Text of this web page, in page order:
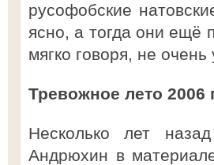
русофобские
ясно, а тогда они ещё
мягко говоря, не
Тревожное лето 2006
Несколько лет
Андрюхин в